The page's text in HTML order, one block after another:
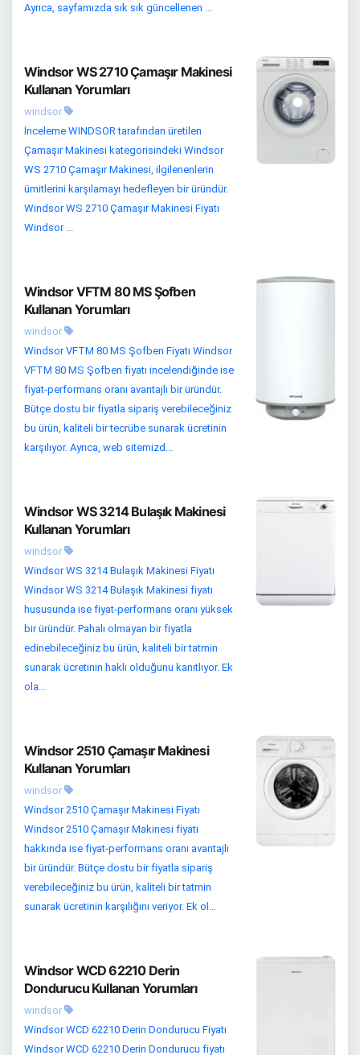
Ayrıca, sayfamızda sık sık güncellenen ...
Windsor WS 2710 Çamaşır Makinesi
Kullanan Yorumları
windsor
İnceleme WINDSOR tarafından üretilen
Çamaşır Makinesi kategorisindeki Windsor
WS 2710 Çamaşır Makinesi, ilgilenenlerin
ümitlerini karşılamayı hedefleyen bir üründür.
Windsor WS 2710 Çamaşır Makinesi Fiyatı
Windsor ...
Windsor VFTM 80 MS Şofben
Kullanan Yorumları
windsor
Windsor VFTM 80 MS Şofben Fiyatı Windsor
VFTM 80 MS Şofben fiyatı incelendiğinde ise
fiyat-performans oranı avantajlı bir üründür.
Bütçe dostu bir fiyatla sipariş verebileceğiniz
bu ürün, kaliteli bir tecrübe sunarak ücretinin
karşılıyor. Ayrıca, web sitemizd...
Windsor WS 3214 Bulaşık Makinesi
Kullanan Yorumları
windsor
Windsor WS 3214 Bulaşık Makinesi Fiyatı
Windsor WS 3214 Bulaşık Makinesi fiyatı
hususunda ise fiyat-performans oranı yüksek
bir üründür. Pahalı olmayan bir fiyatla
edinebileceğiniz bu ürün, kaliteli bir tatmin
sunarak ücretinin haklı olduğunu kanıtlıyor. Ek
ola...
Windsor 2510 Çamaşır Makinesi
Kullanan Yorumları
windsor
Windsor 2510 Çamaşır Makinesi Fiyatı
Windsor 2510 Çamaşır Makinesi fiyatı
hakkında ise fiyat-performans oranı avantajlı
bir üründür. Bütçe dostu bir fiyatla sipariş
verebileceğiniz bu ürün, kaliteli bir tatmin
sunarak ücretinin karşılığını veriyor. Ek ol...
Windsor WCD 62210 Derin
Dondurucu Kullanan Yorumları
windsor
Windsor WCD 62210 Derin Dondurucu Fiyatı
Windsor WCD 62210 Derin Dondurucu fiyatı